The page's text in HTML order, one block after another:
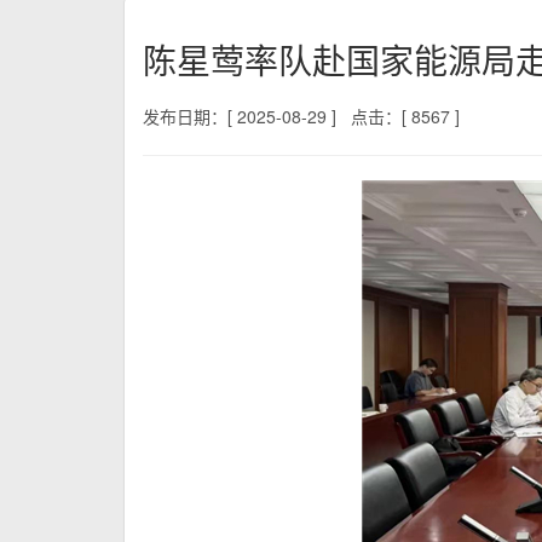
陈星莺率队赴国家能源局
发布日期：[ 2025-08-29 ] 点击：[ 8567 ]